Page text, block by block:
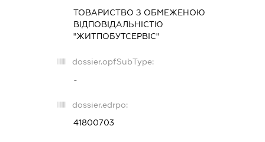
ТОВАРИСТВО З ОБМЕЖЕНОЮ
ВІДПОВІДАЛЬНІСТЮ
"ЖИТПОБУТСЕРВІС"
dossier.opfSubType:
-
dossier.edrpo:
41800703